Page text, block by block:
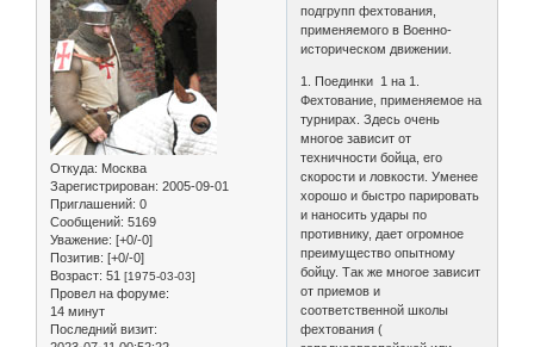
Откуда: Москва
Зарегистрирован: 2005-09-01
Приглашений: 0
Сообщений: 5169
Уважение: [+0/-0]
Позитив: [+0/-0]
Возраст: 51 [1975-03-03]
Провел на форуме:
14 минут
Последний визит:
подгрупп фехтования,
применяемого в Военно-
историческом движении.
1. Поединки 1 на 1.
Фехтование, применяемое на
турнирах. Здесь очень
многое зависит от
техничности бойца, его
скорости и ловкости. Уменее
хорошо и быстро парировать
и наносить удары по
противнику, дает огромное
преимущество опытному
бойцу. Так же многое зависит
от приемов и
соответственной школы
фехтования (